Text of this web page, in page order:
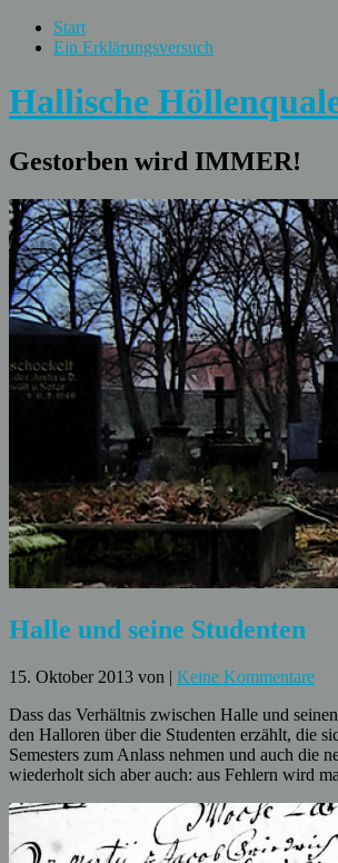
Start
Ein Erklärungsversuch
Hallische
Gestorben wird IMMER!
Halle und seine Studenten
15. Oktober 2013 von | Keine Kommentare
Dass das Verhältnis zwischen Halle und
den Halloren über die Studenten erzählt, die
Semesters zum Anlass nehmen und auch die
wiederholt sich aber auch: aus Fehlern wird